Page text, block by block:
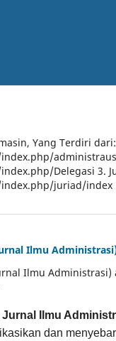
Yang Terdiri
administraus
Delegasi 3.
juriad/index
Ilmu
Ilmu
Jurnal Ilmu
dan